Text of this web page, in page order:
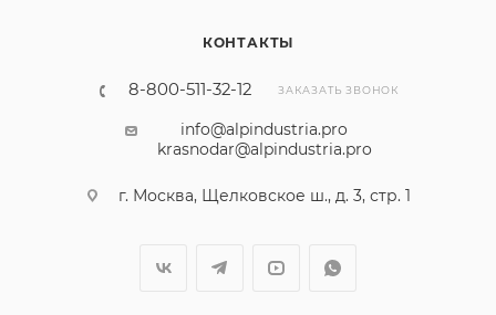
КОНТАКТЫ
8-800-511-32-12 ЗАКАЗАТЬ ЗВОНОК
info@alpindustria.pro
krasnodar@alpindustria.pro
г. Москва, Щелковское ш., д. 3, стр. 1